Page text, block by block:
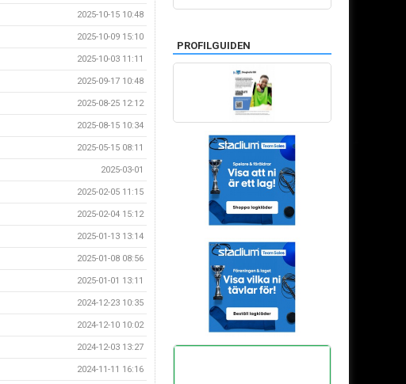
2025-10-15 10:48
2025-10-09 15:10
2025-10-03 11:11
2025-09-17 10:48
2025-08-25 12:12
2025-08-15 10:34
2025-05-15 08:11
2025-03-01
2025-02-05 11:15
2025-02-04 15:12
2025-01-13 13:14
2025-01-08 08:56
2025-01-01 13:11
2024-12-23 10:35
2024-12-10 10:02
2024-12-03 13:27
2024-11-11 16:16
PROFILGUIDEN